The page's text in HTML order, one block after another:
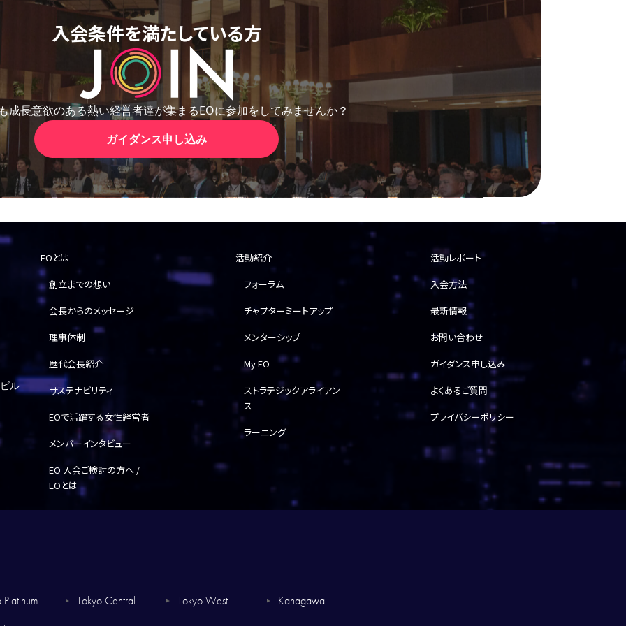
入会条件を満たしている方
成長意欲のある熱い経営者達が集まるEOに参加をしてみませんか？
ガイダンス申し込み
ル
EOとは
創立までの想い
会長からのメッセージ
理事体制
歴代会長紹介
サステナビリティ
EOで活躍する女性経営者
メンバーインタビュー
EO 入会ご検討の方へ /
EOとは
活動紹介
フォーラム
チャプターミートアップ
メンターシップ
My EO
ストラテジックアライアン
ス
ラーニング
活動レポート
入会方法
最新情報
お問い合わせ
ガイダンス申し込み
よくあるご質問
プライバシーポリシー
Platinum ▼ Tokyo Central ▼ Tokyo West ▼
Kanagawa